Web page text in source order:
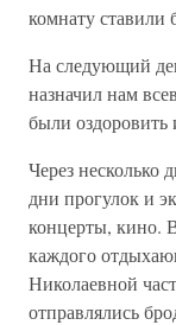
комнату ставили
На следующий
назначил нам
были оздоровить
Через несколько
дни прогулок и
концерты, кино.
каждого
Николаевной
отправлялись